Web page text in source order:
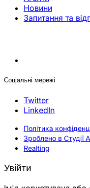
Новини
Запитання та
Соціальні мережі
Twitter
LinkedIn
Політика
Зроблено в Студії
Realting
Увійти